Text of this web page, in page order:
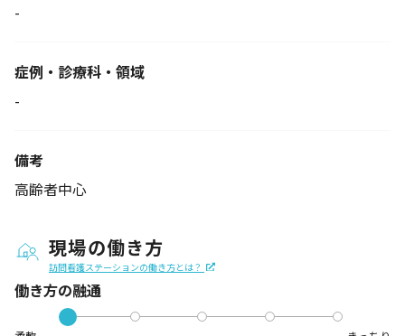
-
症例・診療科・ 領域
-
備考
高齢者中心
現場の働き方
訪問看護ステーションの働き方とは？
働き方の融通